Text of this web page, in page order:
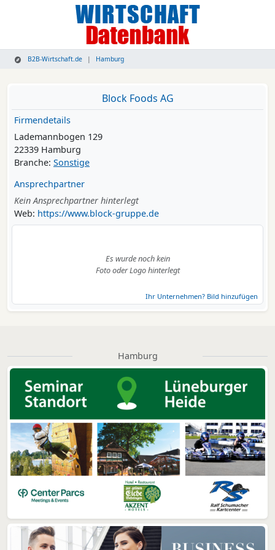
B2B-Wirtschaft.de Hamburg
Block Foods AG
Firmendetails
Lademannbogen 129
22339 Hamburg
Branche: Sonstige
Ansprechpartner
Kein Ansprechpartner hinterlegt
Web: https://www.block-gruppe.de
Es wurde noch kein
Foto oder Logo hinterlegt
Ihr Unternehmen? Bild hinzufügen
Hamburg